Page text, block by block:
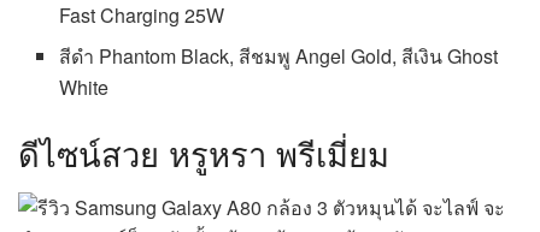
Fast Charging 25W
สีดำ Phantom Black, สีชมพู Angel Gold, สีเงิน Ghost
White
ดีไซน์สวย หรูหรา พรีเมี่ยม